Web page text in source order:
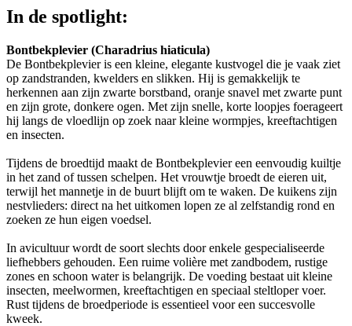
In de spotlight:
Bontbekplevier (Charadrius hiaticula)
De Bontbekplevier is een kleine, elegante kustvogel die je vaak ziet
op zandstranden, kwelders en slikken. Hij is gemakkelijk te
herkennen aan zijn zwarte borstband, oranje snavel met zwarte punt
en zijn grote, donkere ogen. Met zijn snelle, korte loopjes foerageert
hij langs de vloedlijn op zoek naar kleine wormpjes, kreeftachtigen
en insecten.
Tijdens de broedtijd maakt de Bontbekplevier een eenvoudig kuiltje
in het zand of tussen schelpen. Het vrouwtje broedt de eieren uit,
terwijl het mannetje in de buurt blijft om te waken. De kuikens zijn
nestvlieders: direct na het uitkomen lopen ze al zelfstandig rond en
zoeken ze hun eigen voedsel.
In avicultuur wordt de soort slechts door enkele gespecialiseerde
liefhebbers gehouden. Een ruime volière met zandbodem, rustige
zones en schoon water is belangrijk. De voeding bestaat uit kleine
insecten, meelwormen, kreeftachtigen en speciaal steltloper voer.
Rust tijdens de broedperiode is essentieel voor een succesvolle
kweek.